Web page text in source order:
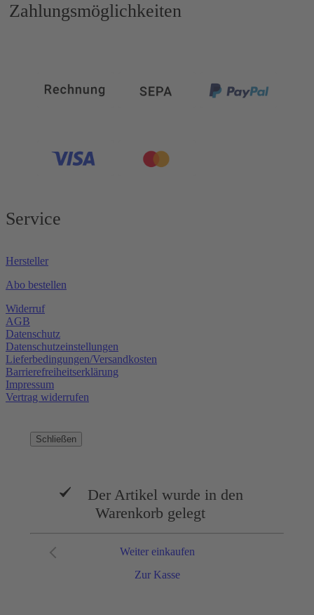
Zahlungsmöglichkeiten
Service
Hersteller
Abo bestellen
Widerruf
AGB
Datenschutz
Datenschutzeinstellungen
Lieferbedingungen/Versandkosten
Barrierefreiheitserklärung
Impressum
Vertrag widerrufen
Schließen
Der Artikel wurde in den
Warenkorb gelegt
Zur Kasse
Weiter einkaufen